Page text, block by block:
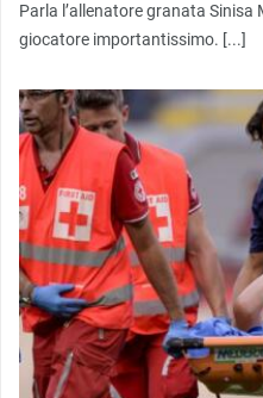
Parla l’allenatore granata Sinisa
giocatore importantissimo. [...]